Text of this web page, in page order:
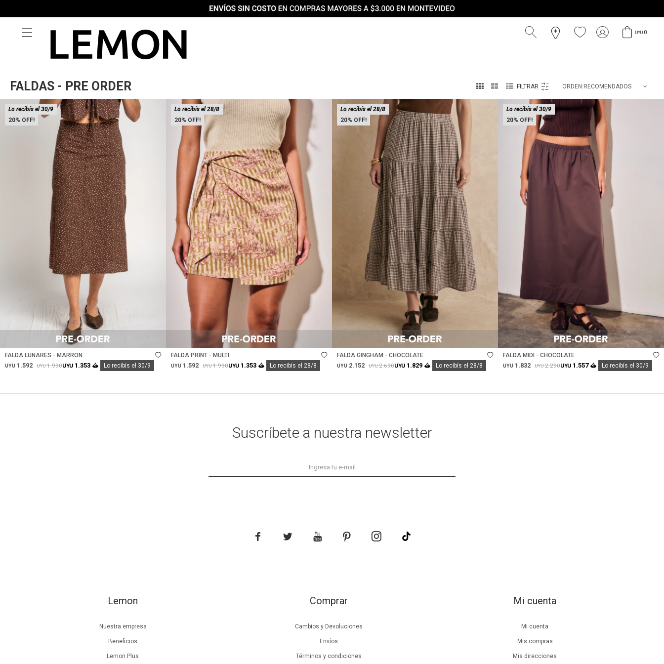
UYU 0

FALDAS - PRE ORDER    RECOMENDADOS
20
Lo recibís el 30/9
FALDA LUNARES - MARRON
UYU 1.592 UYU1.990UYU 1.353 Lo recibís el 30/9
20
Lo recibís el 28/8
Talle
FALDA PRINT - MULTI
UYU 1.592 UYU1.990UYU 1.353 Lo recibís el 28/8
20
Lo recibís el 28/8
FALDA GINGHAM - CHOCOLATE
UYU 2.152 UYU2.690UYU 1.829 Lo recibís el 28/8
20
Lo recibís el 30/9
Talle
FALDA MIDI - CHOCOLATE
UYU 1.832 UYU2.290UYU 1.557 Lo recibís el 30/9
Lemon
Nuestra empresa
Beneficios
Lemon Plus
Comprar
Cambios y Devoluciones
Envíos
Términos y condiciones
Mi cuenta
Mi cuenta
Mis compras
Mis direcciones
Suscríbete a nuestra newsletter
    